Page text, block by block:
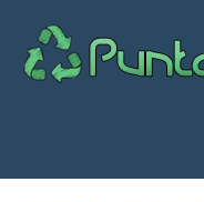
contenido